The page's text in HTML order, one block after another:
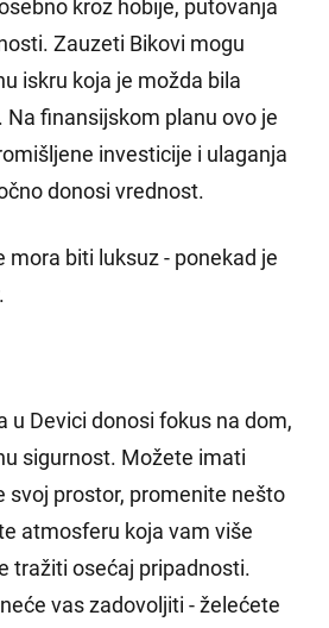
kroz hobije, putovanja
Zauzeti Bikovi mogu
iskru koja je možda bila
Na finansijskom planu ovo je
investicije i ulaganja
donosi vrednost.
mora biti luksuz - ponekad je
u Devici donosi fokus na dom,
sigurnost. Možete imati
svoj prostor, promenite nešto
atmosferu koja vam više
tražiti osećaj pripadnosti.
vas zadovoljiti - želećete